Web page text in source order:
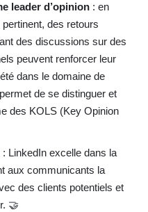
leader d’opinion : en
des retours
des discussions sur des
peuvent renforcer leur
dans le domaine de
de se distinguer et
des KOLS (Key Opinion
: LinkedIn excelle dans la
aux communicants la
des clients potentiels et
🤝